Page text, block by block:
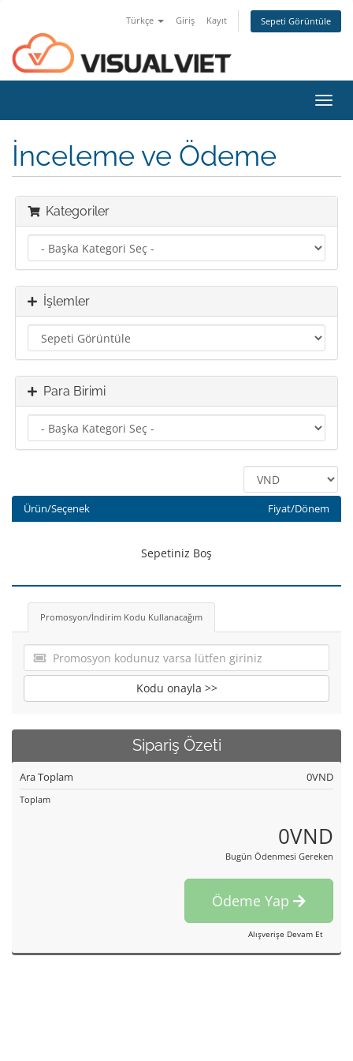
Türkçe Giriş Kayıt Sepeti Görüntüle
İnceleme ve Ödeme
Kategoriler
İşlemler
Para Birimi
Ürün/Seçenek Fiyat/Dönem
Sepetiniz Boş
Promosyon/İndirim Kodu Kullanacağım
Kodu onayla >>
Sipariş Özeti
Ara Toplam 0VND
Toplam
0VND
Bugün Ödenmesi Gereken
Ödeme Yap
Alışverişe Devam Et